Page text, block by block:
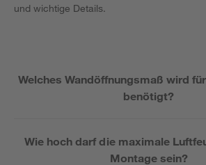
und wichtige Details.
Welches Wandöffnungsmaß wird
benötigt?
Wie hoch darf die maximale
Montage sein?